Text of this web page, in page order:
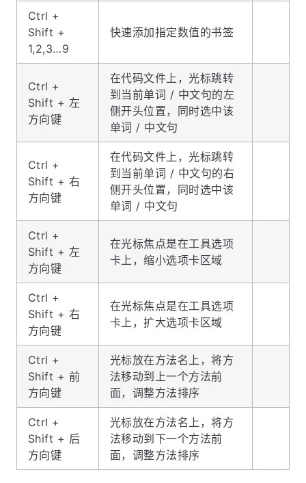
Ctrl +
Shift +
1,2,3…9
快速添加指定数值的书签
Ctrl +
Shift + 左
方向键
在代码文件上，光标跳转
到当前单词 / 中文句的左
侧开头位置，同时选中该
单词 / 中文句
Ctrl +
Shift + 右
方向键
在代码文件上，光标跳转
到当前单词 / 中文句的右
侧开头位置，同时选中该
单词 / 中文句
Ctrl +
Shift + 左
方向键
在光标焦点是在工具选项
卡上，缩小选项卡区域
Ctrl +
Shift + 右
方向键
在光标焦点是在工具选项
卡上，扩大选项卡区域
Ctrl +
Shift + 前
方向键
光标放在方法名上，将方
法移动到上一个方法前
面，调整方法排序
Ctrl +
Shift + 后
方向键
光标放在方法名上，将方
法移动到下一个方法前
面，调整方法排序